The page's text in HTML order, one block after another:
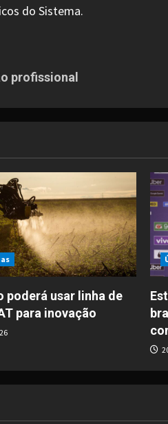
do Sistema.
profissional
poderá usar linha de
para inovação